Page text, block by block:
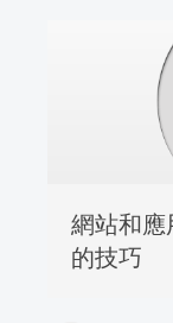
網站和
的技巧